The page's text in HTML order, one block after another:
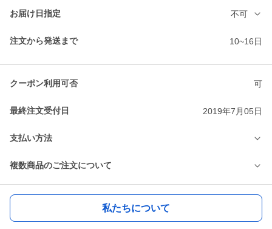
お届け日指定 不可
注文から発送まで 10~16日
クーポン利用可否 可
最終注文受付日 2019年7月05日
支払い方法
複数商品のご注文について
私たちについて